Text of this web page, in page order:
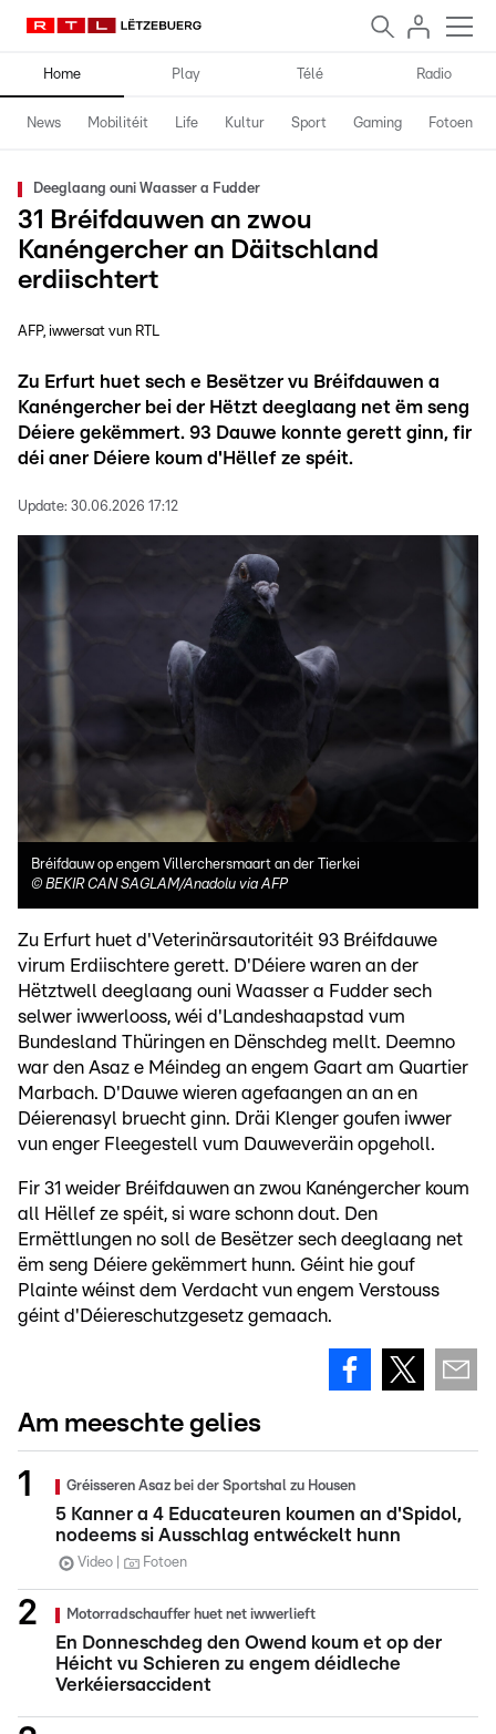
Home Play Télé Radio
News Mobilitéit Life Kultur Sport Gaming Fotoen
Deeglaang ouni Waasser a Fudder
31 Bréifdauwen an zwou
Kanéngercher an Däitschland
erdiischtert
AFP, iwwersat vun RTL
Zu Erfurt huet sech e Besëtzer vu Bréifdauwen a
Kanéngercher bei der Hëtzt deeglaang net ëm seng
Déiere gekëmmert. 93 Dauwe konnte gerett ginn, fir
déi aner Déiere koum d'Hëllef ze spéit.
Update: 30.06.2026 17:12
Bréifdauw op engem Villerchersmaart an der Tierkei
© BEKIR CAN SAGLAM/Anadolu via AFP
Zu Erfurt huet d'Veterinärsautoritéit 93 Bréifdauwe
virum Erdiischtere gerett. D'Déiere waren an der
Hëtztwell deeglaang ouni Waasser a Fudder sech
selwer iwwerlooss, wéi d'Landeshaapstad vum
Bundesland Thüringen en Dënschdeg mellt. Deemno
war den Asaz e Méindeg an engem Gaart am Quartier
Marbach. D'Dauwe wieren agefaangen an an en
Déierenasyl bruecht ginn. Dräi Klenger goufen iwwer
vun enger Fleegestell vum Dauweveräin opgeholl.
Fir 31 weider Bréifdauwen an zwou Kanéngercher koum
all Hëllef ze spéit, si ware schonn dout. Den
Ermëttlungen no soll de Besëtzer sech deeglaang net
ëm seng Déiere gekëmmert hunn. Géint hie gouf
Plainte wéinst dem Verdacht vun engem Verstouss
géint d'Déiereschutzgesetz gemaach.
Am meeschte gelies
Gréisseren Asaz bei der Sportshal zu Housen
5 Kanner a 4 Educateuren koumen an d'Spidol,
nodeems si Ausschlag entwéckelt hunn
Video Fotoen
Motorradschauffer huet net iwwerlieft
En Donneschdeg den Owend koum et op der
Héicht vu Schieren zu engem déidleche
Verkéiersaccident